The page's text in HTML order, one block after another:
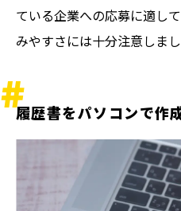
ている企業への応募に適し
みやすさには十分注意しまし
履歴書をパソコンで作